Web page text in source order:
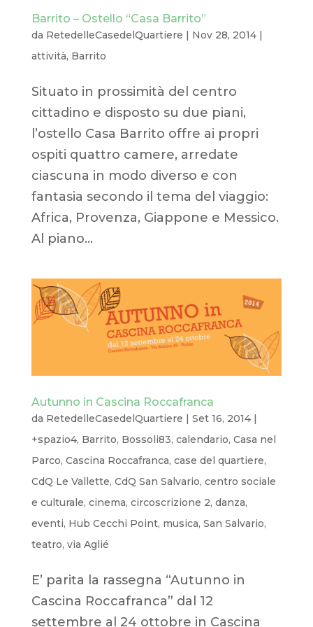
Barrito – Ostello “Casa Barrito”
da RetedelleCasedelQuartiere Nov 28, 2014|
attività, Barrito
Situato in prossimità del centro
cittadino e disposto su due piani,
l’ostello Casa Barrito offre ai propri
ospiti quattro camere, arredate
ciascuna in modo diverso e con
fantasia secondo il tema del viaggio:
Africa, Provenza, Giappone e Messico.
Al piano...
Autunno in Cascina Roccafranca
da RetedelleCasedelQuartiere | Set 16, 2014|
+spazio4, Barrito, Bossoli83, calendario, Casa nel
Parco, Cascina Roccafranca, case del quartiere,
CdQ Le Vallette, CdQ San Salvario, centro sociale
e culturale, cinema, circoscrizione 2, danza,
eventi, Hub Cecchi Point, musica, San Salvario,
teatro, via Aglié
E’ parita la rassegna “Autunno in
Cascina Roccafranca” dal 12
settembre al 24 ottobre in Cascina